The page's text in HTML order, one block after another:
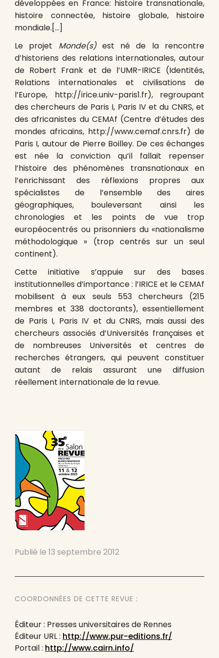
développées en France: histoire transnationale,
histoire connectée, histoire globale, histoire
mondiale.[…]
Le projet Monde(s)est né de la rencontre
d’historiens des relations internationales, autour
de Robert Frank et de l’UMR-IRICE (Identités,
Relations internationales et civilisations de
l’Europe, http://irice.univ-paris1.fr), regroupant
des chercheurs de Paris I, Paris IV et du CNRS, et
des africanistes du CEMAf (Centre d’études des
mondes africains, http://www.cemaf.cnrs.fr) de
Paris I, autour de Pierre Boilley. De ces échanges
est née la conviction qu’il fallait repenser
l’histoire des phénomènes transnationaux en
l’enrichissant des réflexions propres aux
spécialistes de l’ensemble des aires
géographiques, bouleversant ainsi les
chronologies et les points de vue trop
européocentrés ou prisonniers du «nationalisme
méthodologique » (trop centrés sur un seul
continent).
Cette initiative s’appuie sur des bases
institutionnelles d’importance : l’IRICE et le CEMAf
mobilisent à eux seuls 553 chercheurs (215
membres et 338 doctorants), essentiellement
de Paris I, Paris IV et du CNRS, mais aussi des
chercheurs associés d’Universités françaises et
de nombreuses Universités et centres de
recherches étrangers, qui peuvent constituer
autant de relais assurant une diffusion
réellement internationale de la revue.
Publié le 13 septembre 2012
COORDONNÉES DE CETTE REVUE :
Éditeur : Presses universitaires de Rennes
Éditeur URL : http://www.pur-editions.fr/
Portail : http://www.cairn.info/